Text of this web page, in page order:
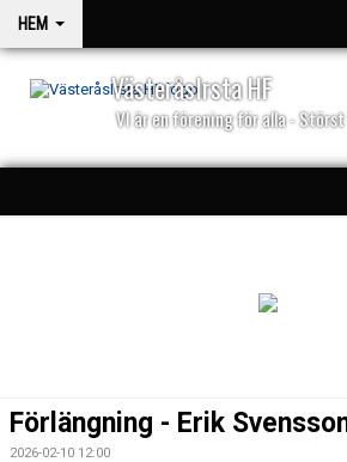
HEM
VästeråsIrsta HF
VI är en förening för alla -
MATCHER
Förlängning - Erik
2026-02-10 12:00